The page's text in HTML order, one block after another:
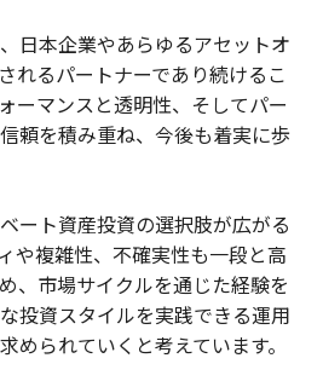
日本企業やあらゆるアセットオ
れるパートナーであり続けるこ
ーマンスと透明性、そしてパー
頼を積み重ね、今後も着実に歩
ート資産投資の選択肢が広がる
や複雑性、不確実性も一段と高
、市場サイクルを通じた経験を
投資スタイルを実践できる運用
められていくと考えています。